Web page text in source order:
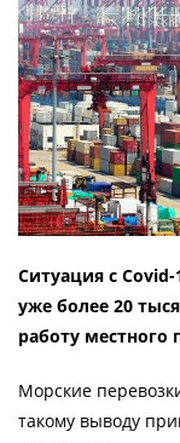
Ситуация с
уже более 20
работу местного
Морские
такому выводу